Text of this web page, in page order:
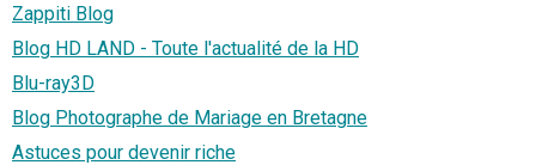
Zappiti Blog
Blog HD LAND - Toute l'actualité de la HD
Blu-ray3D
Blog Photographe de Mariage en Bretagne
Astuces pour devenir riche